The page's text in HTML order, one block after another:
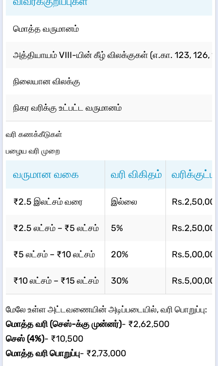
மொத்த வருமானம்
அத்தியாயம் VIII-யின் கீழ் விலக்குகள் (எ.கா. 123, 126,
நிலையான விலக்கு
நிகர வரிக்கு உட்பட்ட வருமானம்
வரி கணக்கீடுகள்
பழைய வரி முறை
வருமான வகை வரி விகிதம்
₹2.5 இலட்சம் வரை இல்லை
₹2.5 லட்சம் – ₹5 லட்சம் 5%
₹5 லட்சம் – ₹10 லட்சம் 20%
₹10 லட்சம் – ₹15 லட்சம் 30%
மேலே உள்ள அட்டவணையின் அடிப்படையில், வரி பொறுப்பு:
மொத்த வரி (செஸ்-க்கு முன்னர்)- ₹2,62,500
செஸ் (4%)- ₹10,500
மொத்த வரி பொறுப்பு- ₹2,73,000